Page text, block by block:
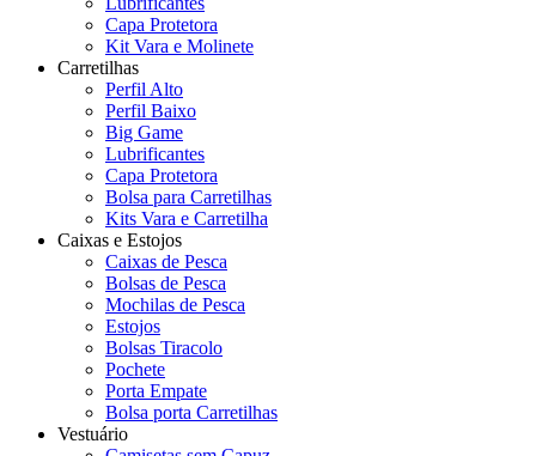
Capa Protetora
Kit Vara e Molinete
Carretilhas
Perfil Alto
Perfil Baixo
Big Game
Lubrificantes
Capa Protetora
Bolsa para Carretilhas
Kits Vara e Carretilha
Caixas e Estojos
Caixas de Pesca
Bolsas de Pesca
Mochilas de Pesca
Estojos
Bolsas Tiracolo
Pochete
Porta Empate
Bolsa porta Carretilhas
Vestuário